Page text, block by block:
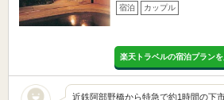
宿泊 カップル
楽天トラベルの宿泊プランを
近鉄阿部野橋から特急で約1時間の下